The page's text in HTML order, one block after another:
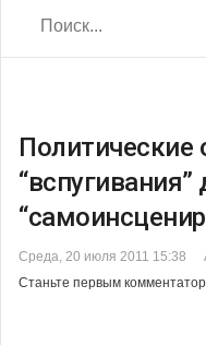
Политические
“вспугивания”
Среда, 20 июля 2011 15:38
Станьте первым